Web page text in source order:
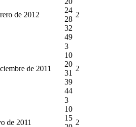
de 2012
24
28
32
49
2
de 2011
3
10
20
31
39
44
2
de 2011
3
10
15
2